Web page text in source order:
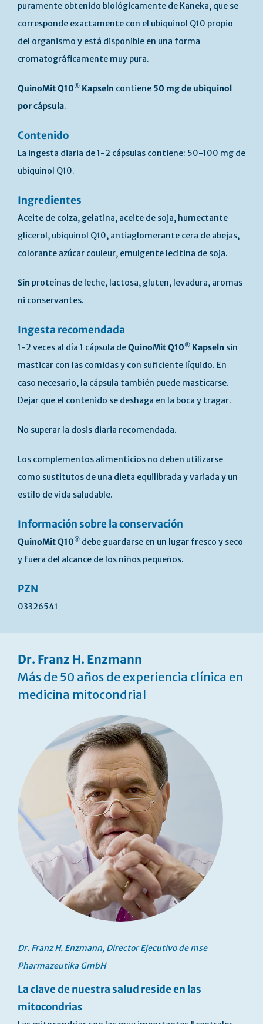
puramente obtenido biológicamente de Kaneka, que se
corresponde exactamente con el ubiquinol Q10 propio
del organismo y está disponible en una forma
cromatográficamente muy pura.
QuinoMit Q10® Kapseln contiene 50 mg de ubiquinol
por cápsula.
Contenido
La ingesta diaria de 1-2 cápsulas contiene: 50-100 mg de
ubiquinol Q10.
Ingredientes
Aceite de colza, gelatina, aceite de soja, humectante
glicerol, ubiquinol Q10, antiaglomerante cera de abejas,
colorante azúcar couleur, emulgente lecitina de soja.
Sin proteínas de leche, lactosa, gluten, levadura, aromas
ni conservantes.
Ingesta recomendada
1-2 veces al día 1 cápsula deQuinoMit Q10® Kapseln sin
masticar con las comidas y con suficiente líquido. En
caso necesario, la cápsula también puede masticarse.
Dejar que el contenido se deshaga en la boca y tragar.
No superar la dosis diaria recomendada.
Los complementos alimenticios no deben utilizarse
como sustitutos de una dieta equilibrada y variada y un
estilo de vida saludable.
Información sobre la conservación
QuinoMit Q10® debe guardarse en un lugar fresco y seco
y fuera del alcance de los niños pequeños.
PZN
03326541
Dr. Franz H. Enzmann
Más de 50 años de experiencia clínica en
medicina mitocondrial
Dr. Franz H. Enzmann, Director Ejecutivo de mse
Pharmazeutika GmbH
La clave de nuestra salud reside en las
mitocondrias